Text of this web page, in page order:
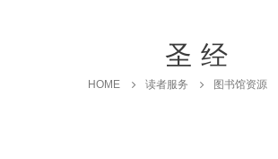
圣经
HOME 读者服务 图书馆资源